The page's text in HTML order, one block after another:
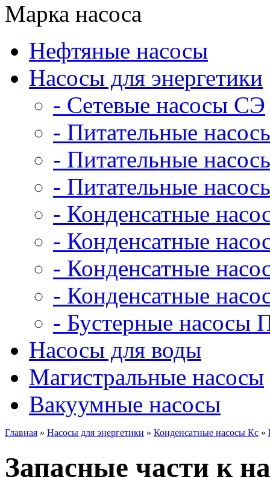
Марка насоса
Нефтяные насосы
Насосы для энергетики
- Сетевые насосы СЭ
- Питательные
- Питательные
- Питательные
- Конденсатные
- Конденсатные
- Конденсатные
- Конденсатные
- Бустерные насосы
Насосы для воды
Магистральные насосы
Вакуумные насосы
Главная » Насосы для энергетики » Конденсатные насосы Кс »
Запасные части к